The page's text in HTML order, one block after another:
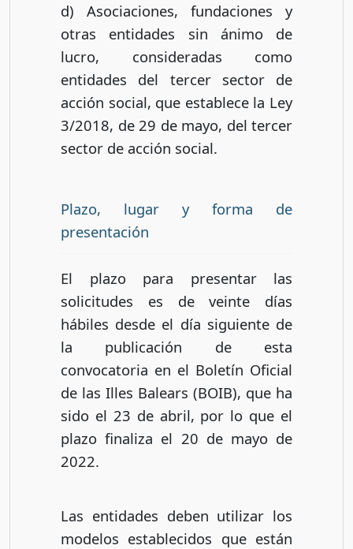
d) Asociaciones, fundaciones y
otras entidades sin ánimo de
lucro, consideradas como
entidades del tercer sector de
acción social, que establece la Ley
3/2018, de 29 de mayo, del tercer
sector de acción social.
Plazo, lugar y forma de
presentación
El plazo para presentar las
solicitudes es de veinte días
hábiles desde el día siguiente de
la publicación de esta
convocatoria en el Boletín Oficial
de las Illes Balears (BOIB), que ha
sido el 23 de abril, por lo que el
plazo finaliza el 20 de mayo de
2022.
Las entidades deben utilizar los
modelos establecidos que están